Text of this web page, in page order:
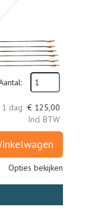
1 dag € 125,00
Incl BTW
Opties bekijken